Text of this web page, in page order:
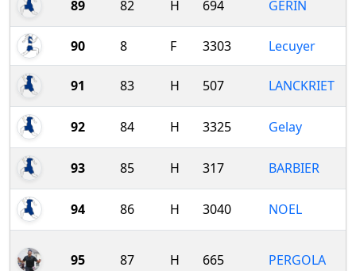
89 82 H 694 GERIN
90 8 F 3303 Lecuyer
91 83 H 507 LANCKRIET
92 84 H 3325 Gelay
93 85 H 317 BARBIER
94 86 H 3040 NOEL
95 87 H 665 PERGOLA